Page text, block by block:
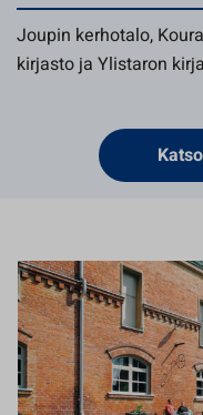
Joupin kerhotalo,
kirjasto ja Ylistaron